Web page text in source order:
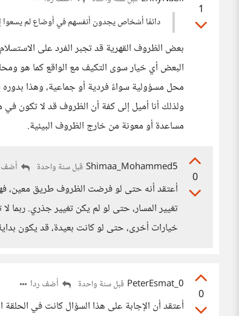
1
دائمًا أشخاص يجدون أنفسهم في أوضاع لم يسعوا
بعض الظروف القهرية قد تجبر الفرد على الاستسلام
البعض أي خيار سوى التكيف مع الواقع كما هو
محل مسؤولية سواءً فردية أو جماعية، وهذا بدوره
ولذلك أنا أميل إلى كفة أن الظروف قد لا تكون
مساعدة أو معونة من خارج الظروف البيئية.
0
Shimaa_Mohammed5 قبل سنة واحدة أضف
أعتقد أنه حتى لو فرضت الظروف طريق معين،
تغيير المسار، حتى لو لم يكن تغيير جذري. ربما
خيارات أخرى، حتى لو كانت بعيدة، قد يكون
0
PeterEsmat_0 قبل سنة واحدة أضف ردا
أعتقد أن الإجابة على هذا السؤال كانت في الحلقة